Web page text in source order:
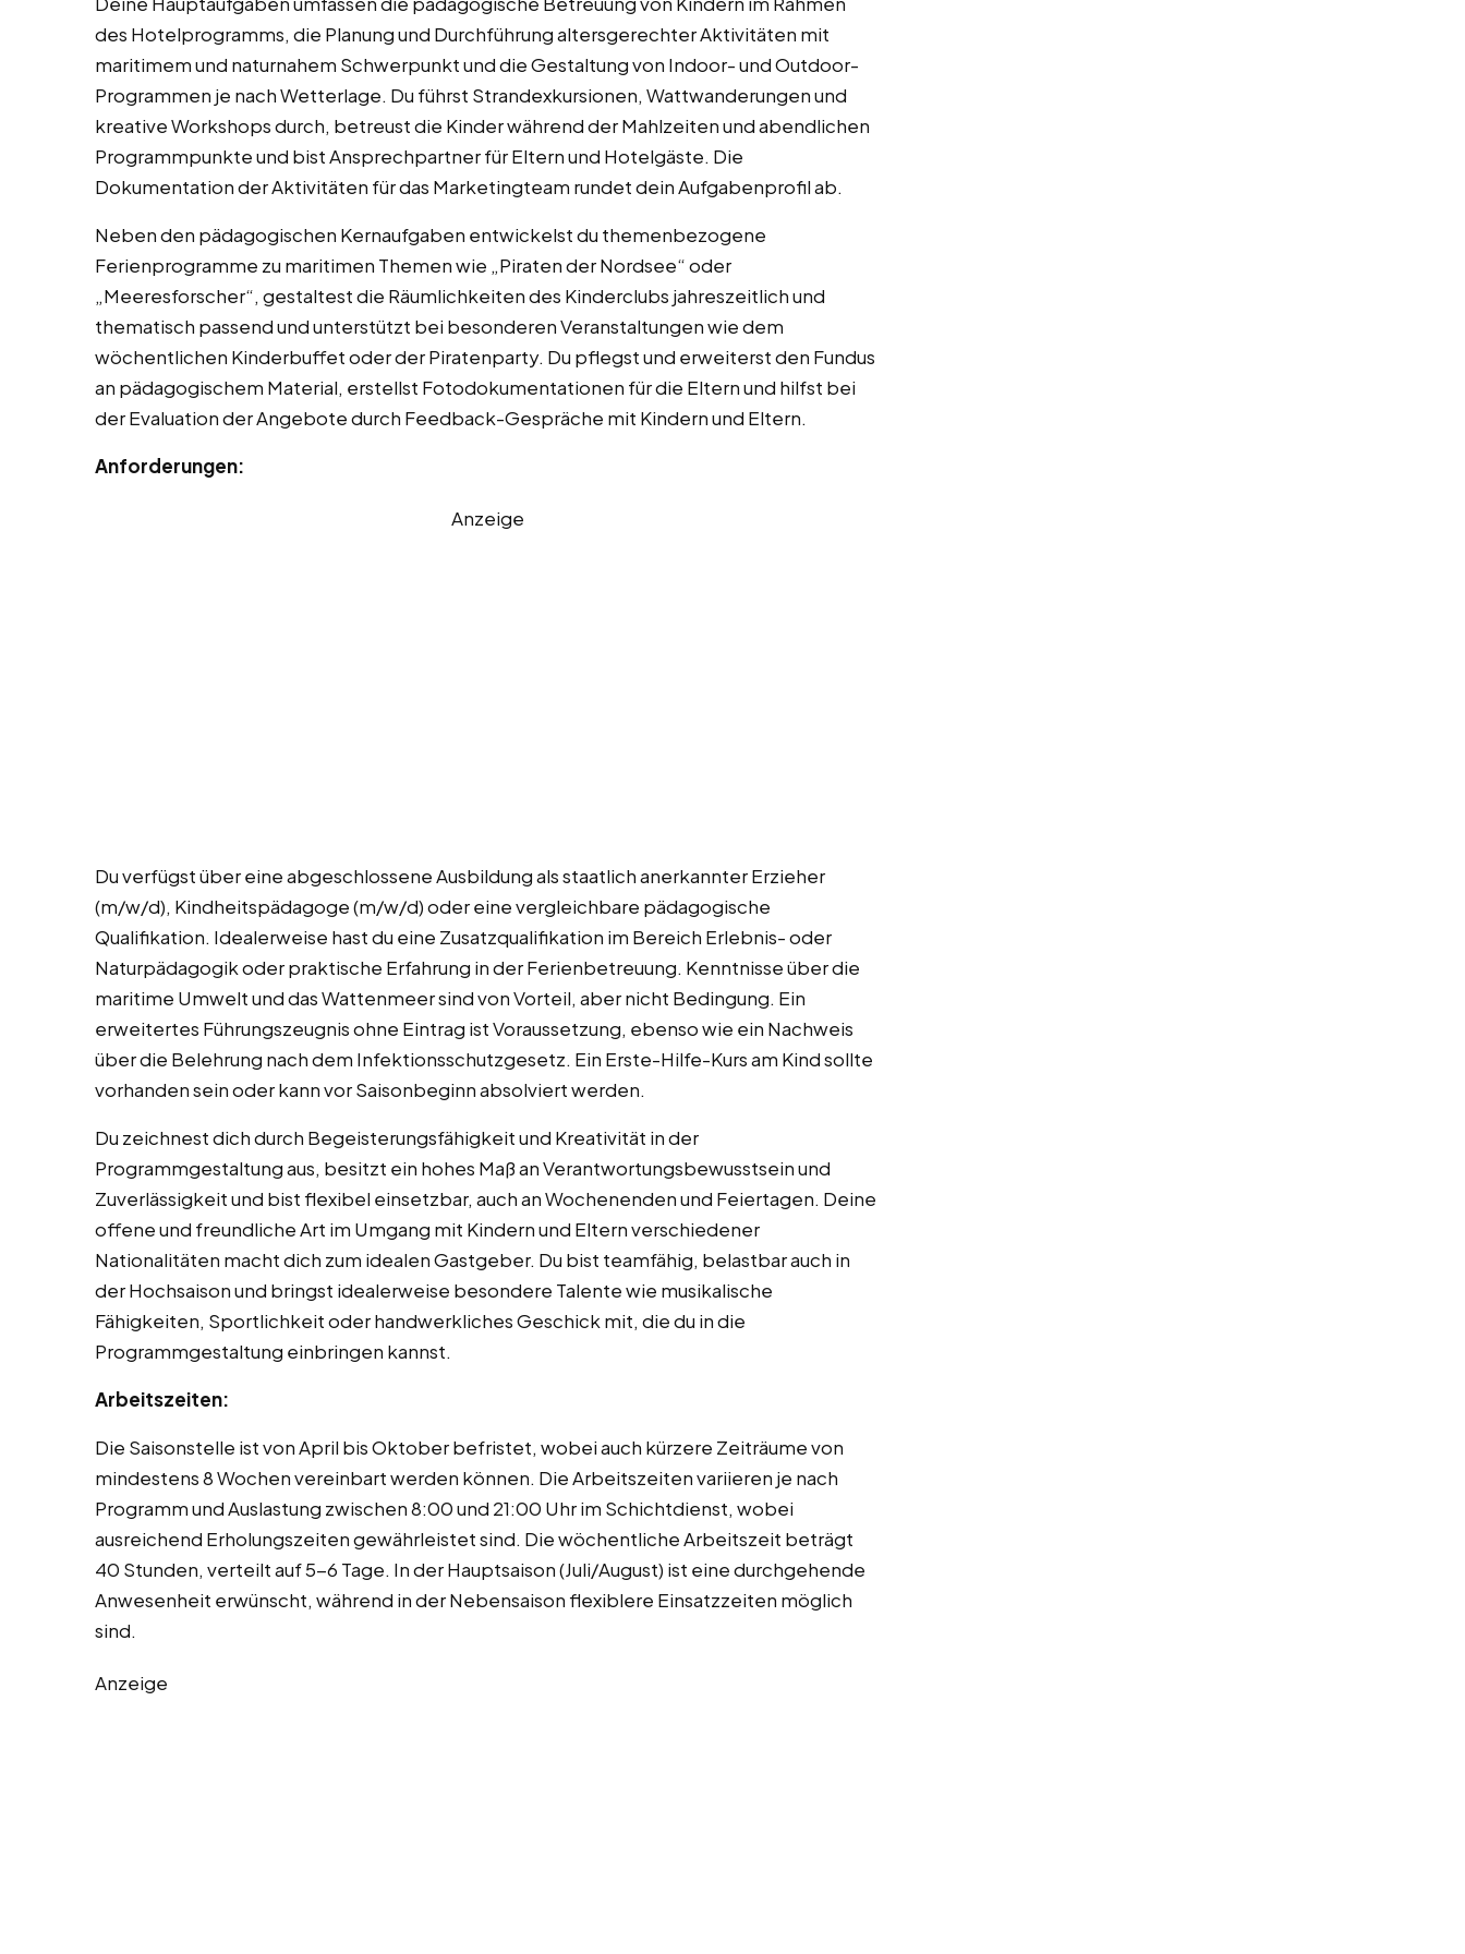
des Hotelprogramms, die Planung und Durchführung altersgerechter Aktivitäten mit
maritimem und naturnahem Schwerpunkt und die Gestaltung von Indoor- und Outdoor-
Programmen je nach Wetterlage. Du führst Strandexkursionen, Wattwanderungen und
kreative Workshops durch, betreust die Kinder während der Mahlzeiten und abendlichen
Programmpunkte und bist Ansprechpartner für Eltern und Hotelgäste. Die
Dokumentation der Aktivitäten für das Marketingteam rundet dein Aufgabenprofil ab.
Neben den pädagogischen Kernaufgaben entwickelst du themenbezogene
Ferienprogramme zu maritimen Themen wie „Piraten der Nordsee“ oder
„Meeresforscher“, gestaltest die Räumlichkeiten des Kinderclubs jahreszeitlich und
thematisch passend und unterstützt bei besonderen Veranstaltungen wie dem
wöchentlichen Kinderbuffet oder der Piratenparty. Du pflegst und erweiterst den Fundus
an pädagogischem Material, erstellst Fotodokumentationen für die Eltern und hilfst bei
der Evaluation der Angebote durch Feedback-Gespräche mit Kindern und Eltern.
Anforderungen:
Anzeige
Du verfügst über eine abgeschlossene Ausbildung als staatlich anerkannter Erzieher
(m/w/d), Kindheitspädagoge (m/w/d) oder eine vergleichbare pädagogische
Qualifikation. Idealerweise hast du eine Zusatzqualifikation im Bereich Erlebnis- oder
Naturpädagogik oder praktische Erfahrung in der Ferienbetreuung. Kenntnisse über die
maritime Umwelt und das Wattenmeer sind von Vorteil, aber nicht Bedingung. Ein
erweitertes Führungszeugnis ohne Eintrag ist Voraussetzung, ebenso wie ein Nachweis
über die Belehrung nach dem Infektionsschutzgesetz. Ein Erste-Hilfe-Kurs am Kind sollte
vorhanden sein oder kann vor Saisonbeginn absolviert werden.
Du zeichnest dich durch Begeisterungsfähigkeit und Kreativität in der
Programmgestaltung aus, besitzt ein hohes Maß an Verantwortungsbewusstsein und
Zuverlässigkeit und bist flexibel einsetzbar, auch an Wochenenden und Feiertagen. Deine
offene und freundliche Art im Umgang mit Kindern und Eltern verschiedener
Nationalitäten macht dich zum idealen Gastgeber. Du bist teamfähig, belastbar auch in
der Hochsaison und bringst idealerweise besondere Talente wie musikalische
Fähigkeiten, Sportlichkeit oder handwerkliches Geschick mit, die du in die
Programmgestaltung einbringen kannst.
Arbeitszeiten:
Die Saisonstelle ist von April bis Oktober befristet, wobei auch kürzere Zeiträume von
mindestens 8 Wochen vereinbart werden können. Die Arbeitszeiten variieren je nach
Programm und Auslastung zwischen 8:00 und 21:00 Uhr im Schichtdienst, wobei
ausreichend Erholungszeiten gewährleistet sind. Die wöchentliche Arbeitszeit beträgt
40 Stunden, verteilt auf 5-6 Tage. In der Hauptsaison (Juli/August) ist eine durchgehende
Anwesenheit erwünscht, während in der Nebensaison flexiblere Einsatzzeiten möglich
sind.
Anzeige